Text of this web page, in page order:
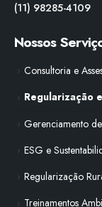
(11) 98285-4109
Nossos
Consultoria e
Regularização
Gerenciamento
ESG e
Regularização
Treinamentos